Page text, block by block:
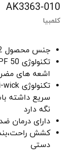
AK3363-010
کلمبیا
جنس محصول 92%پلی استر،8%الاستین
اشعه های مضر UVA/UVB کاملا محافظت می کند
سریع داشته
نگه دارد
دارای درمان
کشش
دستی